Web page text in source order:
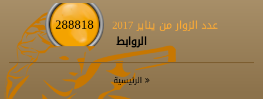
عدد الزوار من يناير 2017 288818
الروابط
الرئيسية